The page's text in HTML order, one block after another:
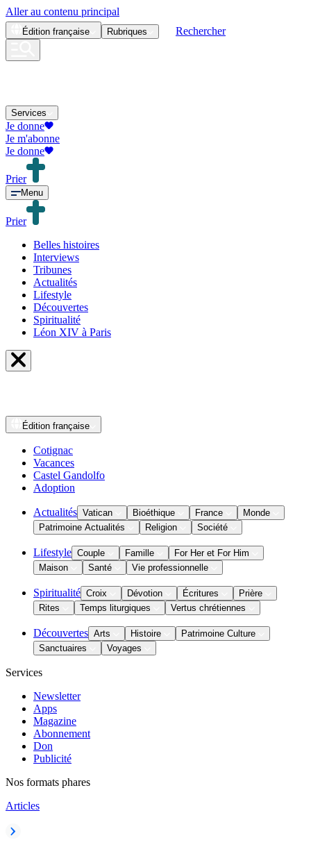
Aller au contenu principal
Édition française Rubriques Rechercher
Services
Je donne
Je m'abonne
Je donne
Prier
Menu
Prier
Belles histoires
Interviews
Tribunes
Actualités
Lifestyle
Découvertes
Spiritualité
Léon XIV à Paris
Édition française
Cotignac
Vacances
Castel Gandolfo
Adoption
Actualités Vatican Bioéthique France
Monde
Patrimoine Actualités
Religion Société
Lifestyle Couple Famille
For Her et For Him
Maison
Santé Vie professionnelle
Spiritualité Croix Dévotion Écritures
Prière
Rites
Temps liturgiques Vertus chrétiennes
Découvertes Arts Histoire
Patrimoine Culture
Sanctuaires
Voyages
Services
Newsletter
Apps
Magazine
Abonnement
Don
Publicité
Nos formats phares
Articles